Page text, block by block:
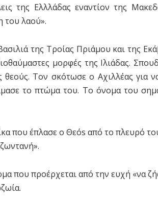
της Ελλλάδας εναντίον της
του λαού».
της Tροίας Πριάμου και της
μορφές της Ιλιάδας.
Τον σκότωσε ο Αχιλλέας για
το πτώμα του. Το όνομα του
που έπλασε ο Θεόs από το πλευρό
που προέρχεται από την ευχή «να